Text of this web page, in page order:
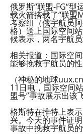
俄罗斯“联盟-FG“
载火箭搭载了“联盟
考察组（俄宇航员
格）送上国际空间
候表示，两名宇航
相关报道：国际空
能够挽救宇航员的
（神秘的地球
11日电，国际空间
盟号”事故展示出该
格斯特在推特上表
兴。今天的事件证
事故中挽救宇航员